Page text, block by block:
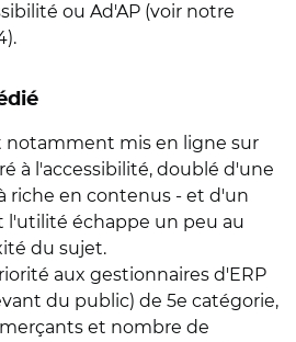
ou Ad'AP (voir notre
notamment mis en ligne sur
à l'accessibilité, doublé d'une
riche en contenus - et d'un
l'utilité échappe un peu au
du sujet.
aux gestionnaires d'ERP
du public) de 5e catégorie,
et nombre de